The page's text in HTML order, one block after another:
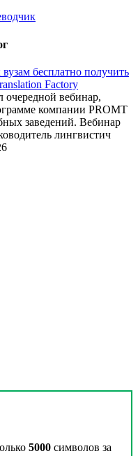
бесплатно получить
Factory
очередной вебинар,
компании PROMT
заведений. Вебинар
лингвистич
5000 символов за